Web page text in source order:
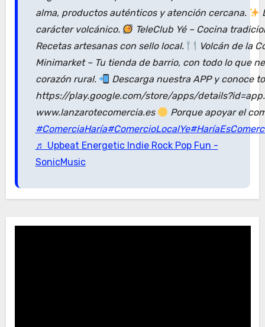
alma, productos auténticos y atención cercana.
carácter volcánico.
TeleClub Yé – Cocina
Recetas artesanas con sello local.
Volcán de la
Minimarket – Tu tienda de barrio, con todo lo que
corazón rural.
Descarga nuestra APP y conoce
https://play.google.com/store/apps/
www.lanzarotecomercia.es
Porque apoyar el
#ComerciaHaría#ComercioLocalYe
♬ Upbeat Energetic Indie Rock Pop Fun -
SonicMusic